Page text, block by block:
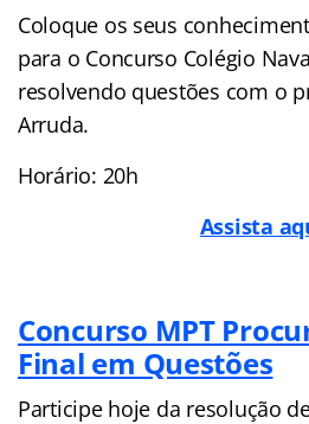
Coloque os seus
para o Concurso Colégio
resolvendo questões com o
Arruda.
Horário: 20h
Assista
Concurso MPT
Final em Questões
Participe hoje da resolução